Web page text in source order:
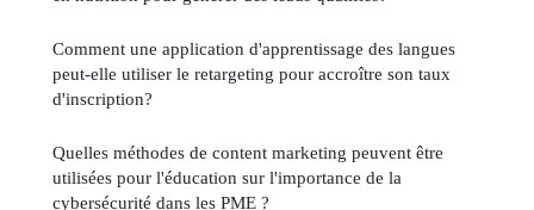
Comment une application d'apprentissage des langues
peut-elle utiliser le retargeting pour accroître son taux
d'inscription?
Quelles méthodes de content marketing peuvent être
utilisées pour l'éducation sur l'importance de la
cybersécurité dans les PME ?